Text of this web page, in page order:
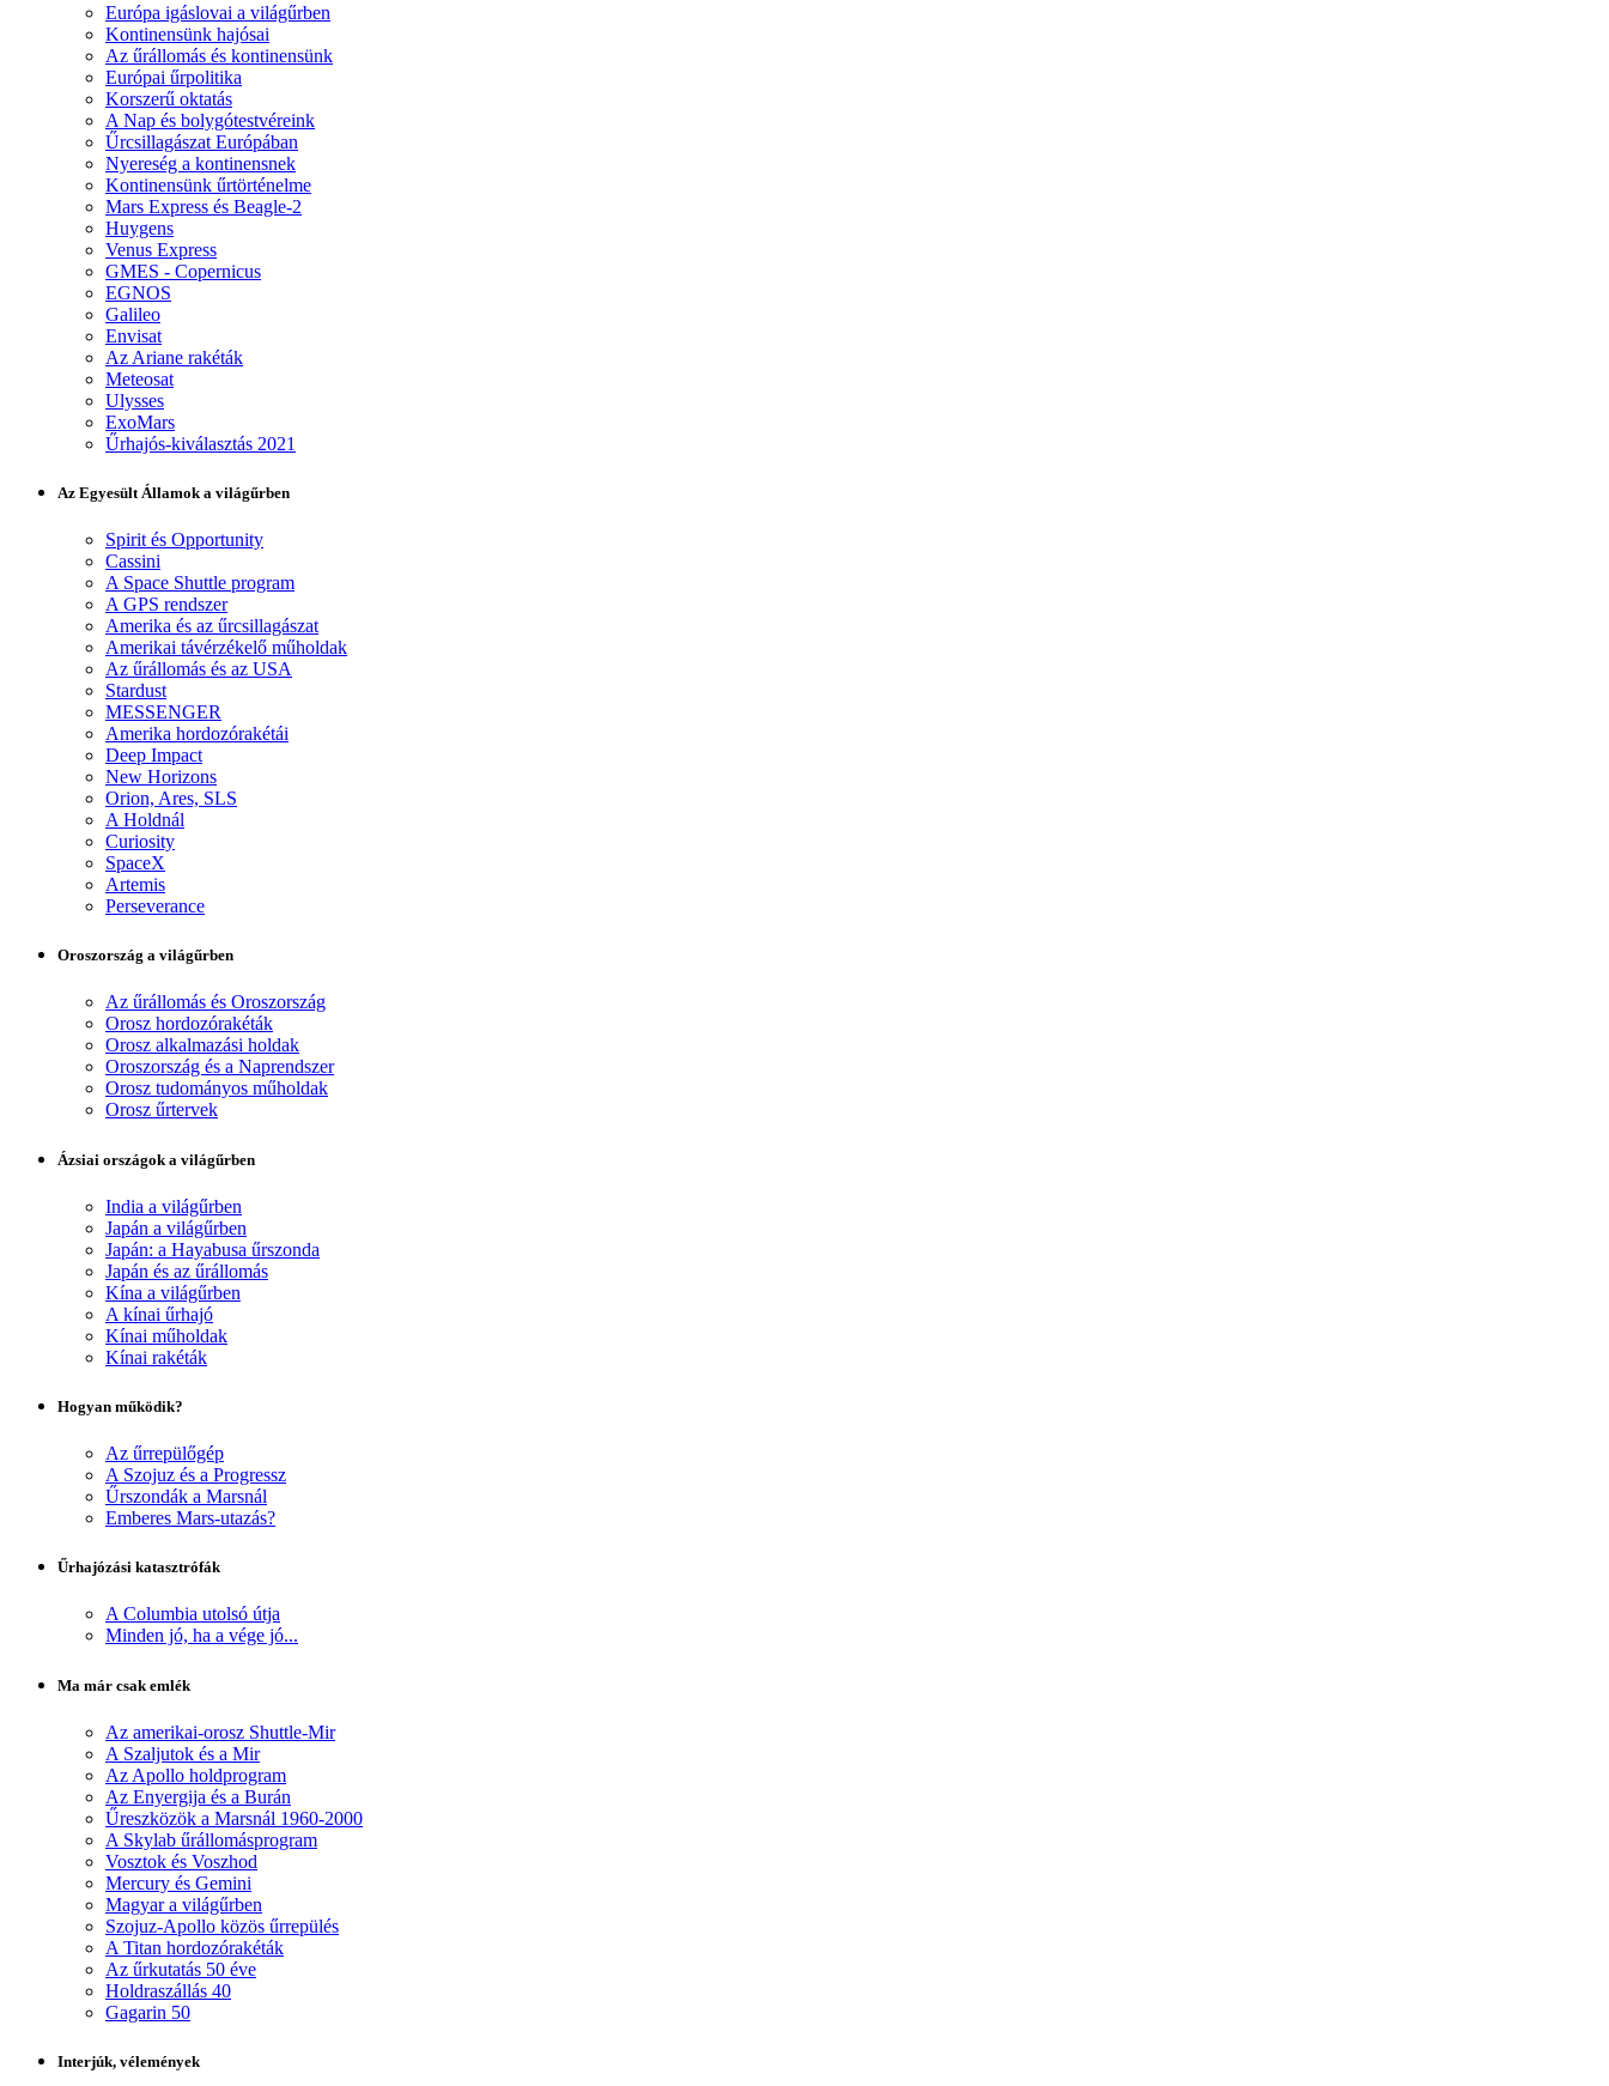
Európa igáslovai a világűrben
Kontinensünk hajósai
Az űrállomás és kontinensünk
Európai űrpolitika
Korszerű oktatás
A Nap és bolygótestvéreink
Űrcsillagászat Európában
Nyereség a kontinensnek
Kontinensünk űrtörténelme
Mars Express és Beagle-2
Huygens
Venus Express
GMES - Copernicus
EGNOS
Galileo
Envisat
Az Ariane rakéták
Meteosat
Ulysses
ExoMars
Űrhajós-kiválasztás 2021
Az Egyesült Államok a világűrben
Spirit és Opportunity
Cassini
A Space Shuttle program
A GPS rendszer
Amerika és az űrcsillagászat
Amerikai távérzékelő műholdak
Az űrállomás és az USA
Stardust
MESSENGER
Amerika hordozórakétái
Deep Impact
New Horizons
Orion, Ares, SLS
A Holdnál
Curiosity
SpaceX
Artemis
Perseverance
Oroszország a világűrben
Az űrállomás és Oroszország
Orosz hordozórakéták
Orosz alkalmazási holdak
Oroszország és a Naprendszer
Orosz tudományos műholdak
Orosz űrtervek
Ázsiai országok a világűrben
India a világűrben
Japán a világűrben
Japán: a Hayabusa űrszonda
Japán és az űrállomás
Kína a világűrben
A kínai űrhajó
Kínai műholdak
Kínai rakéták
Hogyan működik?
Az űrrepülőgép
A Szojuz és a Progressz
Űrszondák a Marsnál
Emberes Mars-utazás?
Űrhajózási katasztrófák
A Columbia utolsó útja
Minden jó, ha a vége jó...
Ma már csak emlék
Az amerikai-orosz Shuttle-Mir
A Szaljutok és a Mir
Az Apollo holdprogram
Az Enyergija és a Burán
Űreszközök a Marsnál 1960-2000
A Skylab űrállomásprogram
Vosztok és Voszhod
Mercury és Gemini
Magyar a világűrben
Szojuz-Apollo közös űrrepülés
A Titan hordozórakéták
Az űrkutatás 50 éve
Holdraszállás 40
Gagarin 50
Interjúk, vélemények